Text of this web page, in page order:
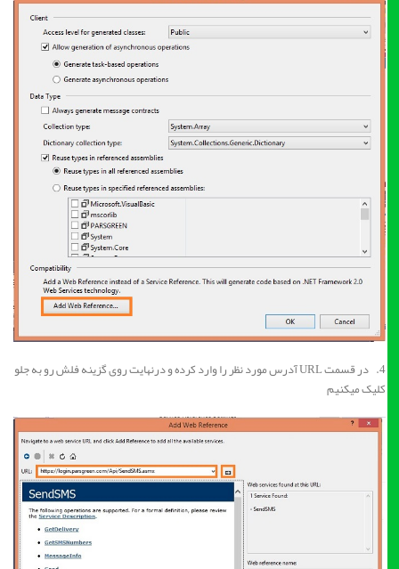
4. در قسمت URL آدرس مورد نظر را وارد کرده و درنهایت روی گزینه فلش رو به جلو
کلیک میکنیم